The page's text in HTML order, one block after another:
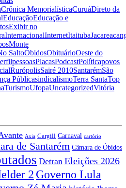
Crônica MemorialísticaCuruáDireto da
EducaçãoEducação e
Exibir no
InternacionalInternetItaituba
Monte
SaltoÓbidosObituárioOeste do
pessoasPlacasPodcastPolíticapovos
RurópolisSairé 2010SantarémSão
PúblicasindicalismoTerra SantaTop
TurismoUfopaUncategorizedVitória
Axia Cargill Carnaval cartório
de Santarém Câmara de Óbidos
Detran Eleições 2026
2 Governo Lula